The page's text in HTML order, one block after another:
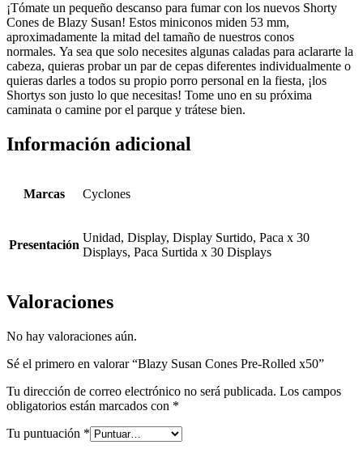
¡Tómate un pequeño descanso para fumar con los nuevos Shorty
Cones de Blazy Susan! Estos miniconos miden 53 mm,
aproximadamente la mitad del tamaño de nuestros conos
normales. Ya sea que solo necesites algunas caladas para aclararte la
cabeza, quieras probar un par de cepas diferentes individualmente o
quieras darles a todos su propio porro personal en la fiesta, ¡los
Shortys son justo lo que necesitas! Tome uno en su próxima
caminata o camine por el parque y trátese bien.
Información adicional
Marcas Cyclones
Presentación
Unidad, Display, Display Surtido, Paca x 30
Displays, Paca Surtida x 30 Displays
Valoraciones
No hay valoraciones aún.
Sé el primero en valorar “Blazy Susan Cones Pre-Rolled x50”
Tu dirección de correo electrónico no será publicada. Los campos
obligatorios están marcados con *
Tu puntuación *